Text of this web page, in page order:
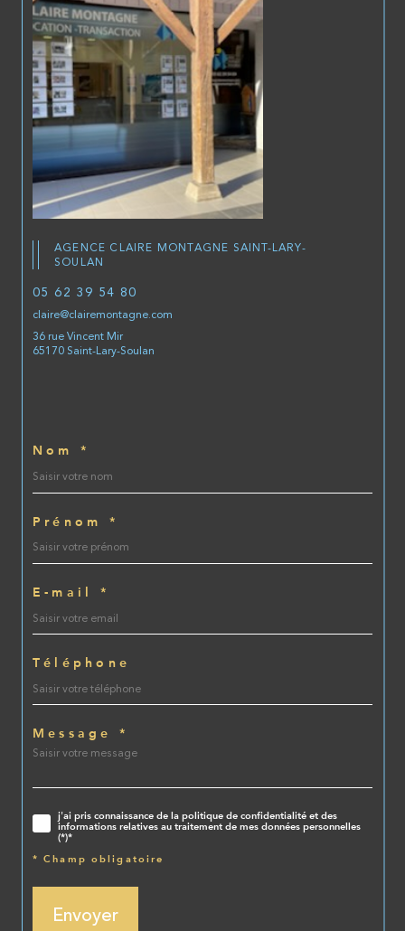
AGENCE CLAIRE MONTAGNE SAINT-LARY-
SOULAN
05 62 39 54 80
claire@clairemontagne.com
36 rue Vincent Mir
65170 Saint-Lary-Soulan
Nom *
Prénom *
E-mail *
Téléphone
Message *
j'ai pris connaissance de la politique de confidentialité et des
informations relatives au traitement de mes données personnelles
(*)*
* Champ obligatoire
Envoyer